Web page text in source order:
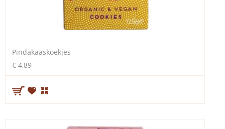
Pindakaaskoekjes
€ 4,89